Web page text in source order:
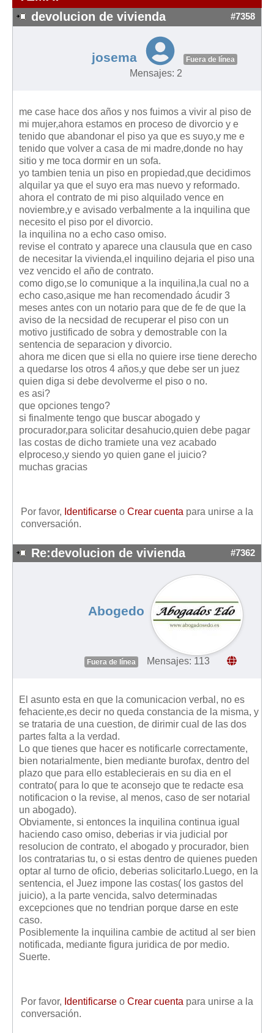
Requerimientos y comunicaciones
Formularios sobre Propiedad Horizontal
Modelos de Convocatoria de Junta de Propietarios
Modelos de Acta de Junta de Propietarios
Legislación
Legislación sobre Arrendamientos Urbanos
Legislación sobre la Comunidad de Propietarios
Legislación sobre Adquisición de Vivienda en Propiedad
Legislación de interés práctico
Diccionario
Usuario
Entrar / Salir
Mis boletines
devolucion de vivienda #7358
josema Fuera de línea
Mensajes: 2
me case hace dos años y nos fuimos a vivir al piso de
mi mujer,ahora estamos en proceso de divorcio y e
tenido que abandonar el piso ya que es suyo,y me e
tenido que volver a casa de mi madre,donde no hay
sitio y me toca dormir en un sofa.
yo tambien tenia un piso en propiedad,que decidimos
alquilar ya que el suyo era mas nuevo y reformado.
ahora el contrato de mi piso alquilado vence en
noviembre,y e avisado verbalmente a la inquilina que
necesito el piso por el divorcio.
la inquilina no a echo caso omiso.
revise el contrato y aparece una clausula que en caso
de necesitar la vivienda,el inquilino dejaria el piso una
vez vencido el año de contrato.
como digo,se lo comunique a la inquilina,la cual no a
echo caso,asique me han recomendado ácudir 3
meses antes con un notario para que de fe de que la
aviso de la necsidad de recuperar el piso con un
motivo justificado de sobra y demostrable con la
sentencia de separacion y divorcio.
ahora me dicen que si ella no quiere irse tiene derecho
a quedarse los otros 4 años,y que debe ser un juez
quien diga si debe devolverme el piso o no.
es asi?
que opciones tengo?
si finalmente tengo que buscar abogado y
procurador,para solicitar desahucio,quien debe pagar
las costas de dicho tramiete una vez acabado
elproceso,y siendo yo quien gane el juicio?
muchas gracias
Por favor, Identificarse o Crear cuenta para unirse a la
conversación.
Re:devolucion de vivienda #7362
Abogedo
Fuera de línea Mensajes: 113
El asunto esta en que la comunicacion verbal, no es
fehaciente,es decir no queda constancia de la misma, y
se trataria de una cuestion, de dirimir cual de las dos
partes falta a la verdad.
Lo que tienes que hacer es notificarle correctamente,
bien notarialmente, bien mediante burofax, dentro del
plazo que para ello establecierais en su dia en el
contrato( para lo que te aconsejo que te redacte esa
notificacion o la revise, al menos, caso de ser notarial
un abogado).
Obviamente, si entonces la inquilina continua igual
haciendo caso omiso, deberias ir via judicial por
resolucion de contrato, el abogado y procurador, bien
los contratarias tu, o si estas dentro de quienes pueden
optar al turno de oficio, deberias solicitarlo.Luego, en la
sentencia, el Juez impone las costas( los gastos del
juicio), a la parte vencida, salvo determinadas
excepciones que no tendrian porque darse en este
caso.
Posiblemente la inquilina cambie de actitud al ser bien
notificada, mediante figura juridica de por medio.
Suerte.
Por favor, Identificarse o Crear cuenta para unirse a la
conversación.